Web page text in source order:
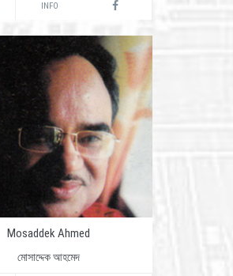
INFO
Mosaddek Ahmed
মোসাদ্দেক আহমেদ